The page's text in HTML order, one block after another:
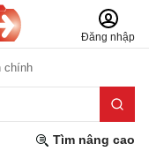
Đăng nhập
chính
Tìm nâng cao